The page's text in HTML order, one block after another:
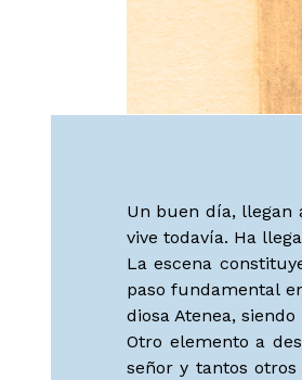
Un buen día, llegan
vive todavía. Ha
La escena
paso fundamental
diosa Atenea,
Otro elemento a
señor y tantos